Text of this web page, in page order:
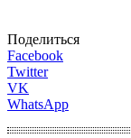
Поделиться
Facebook
Twitter
VK
WhatsApp